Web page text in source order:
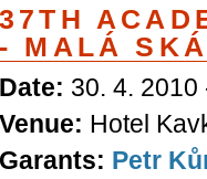
37TH
- MALÁ
Date: 30. 4. 2010
Venue: Hotel
Garants: Petr